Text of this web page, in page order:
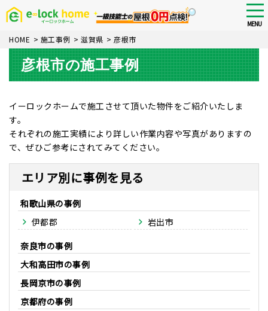
Skip
content
MENU
HOME > 施工事例 > 滋賀県 > 彦根市
彦根市の施工事例
イーロックホームで施工させて頂いた物件をご紹介いたしま
す。
それぞれの施工実績により詳しい作業内容や写真がありますの
で、ぜひご参考にされてみてください。
エリア別に事例を見る
和歌山県
伊都郡
岩出市
奈良市
大和高田市
長岡京市
京都府